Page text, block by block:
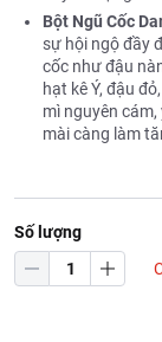
Bột Ngũ Cốc
sự hội ngộ đầy
cốc nhưđậu
hạt kê Ý, đậu
mì nguyên
mài càng làm
Số lượng